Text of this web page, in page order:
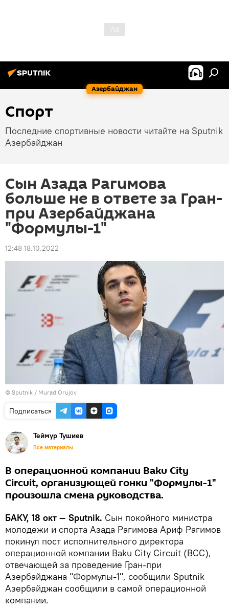
Азербайджан
Спорт
Последние спортивные новости читайте на Sputnik
Азербайджан
Сын Азада Рагимова
больше не в ответе за Гран-
при Азербайджана
"Формулы-1"
12:48 18.10.2022
© Sputnik / Murad Orujov
Подписаться
Теймур Тушиев
Все материалы
В операционной компании Baku City
Circuit, организующей гонки "Формулы-1"
произошла смена руководства.
БАКУ, 18 окт — Sputnik. Сын покойного министра
молодежи и спорта Азада Рагимова Ариф Рагимов
покинул пост исполнительного директора
операционной компании Baku City Circuit (BCC),
отвечающей за проведение Гран-при
Азербайджана "Формулы-1", сообщили Sputnik
Азербайджан сообщили в самой операционной
компании.